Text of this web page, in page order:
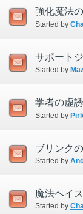
強化魔法
Started by
Started by
学者の虚
Started by
Started by
魔法ヘイ
Started by